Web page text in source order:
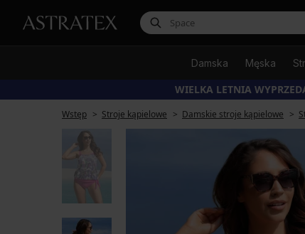
Damska Męska
WIELKA LETNIA
Wstęp Stroje kąpielowe Damskie stroje kąpielowe